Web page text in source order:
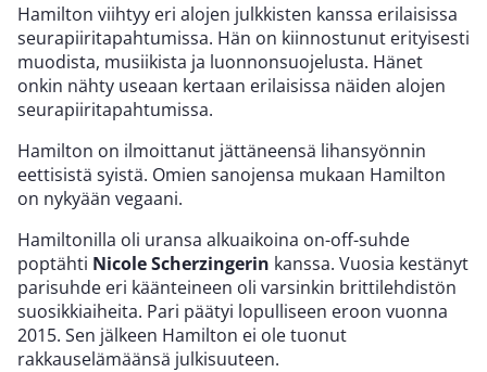
Hamilton viihtyy eri alojen julkkisten kanssa erilaisissa
seurapiiritapahtumissa. Hän on kiinnostunut erityisesti
muodista, musiikista ja luonnonsuojelusta. Hänet
onkin nähty useaan kertaan erilaisissa näiden alojen
seurapiiritapahtumissa.
Hamilton on ilmoittanut jättäneensä lihansyönnin
eettisistä syistä. Omien sanojensa mukaan Hamilton
on nykyään vegaani.
Hamiltonilla oli uransa alkuaikoina on-off-suhde
poptähti Nicole Scherzingerin kanssa. Vuosia kestänyt
parisuhde eri käänteineen oli varsinkin brittilehdistön
suosikkiaiheita. Pari päätyi lopulliseen eroon vuonna
2015. Sen jälkeen Hamilton ei ole tuonut
rakkauselämäänsä julkisuuteen.